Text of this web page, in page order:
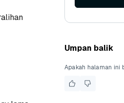
Umpan balik
Apakah halaman ini